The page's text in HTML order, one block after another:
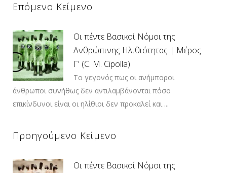
Επόμενο Κείμενο
Οι πέντε Βασικοί Νόμοι της
Ανθρώπινης Ηλιθιότητας | Μέρος
Γ' (C. M. Cipolla)
Το γεγονός πως οι ανήμποροι
άνθρωποι συνήθως δεν αντιλαμβάνονται πόσο
επικίνδυνοι είναι οι ηλίθιοι δεν προκαλεί και ...
Προηγούμενο Κείμενο
Οι πέντε Βασικοί Νόμοι της